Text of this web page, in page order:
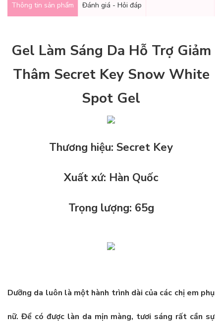
Thông tin sản phẩm Đánh giá - Hỏi đáp
Gel Làm Sáng Da Hỗ Trợ Giảm
Thâm Secret Key Snow White
Spot Gel
Thương hiệu: Secret Key
Xuất xứ: Hàn Quốc
Trọng lượng: 65g
Dưỡng da luôn là một hành trình dài của các chị em phụ
nữ. Để có được làn da mịn màng, tươi sáng rất cần sự